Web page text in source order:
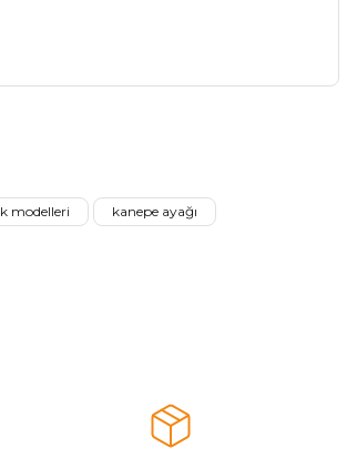
modelleri
kanepe ayağı